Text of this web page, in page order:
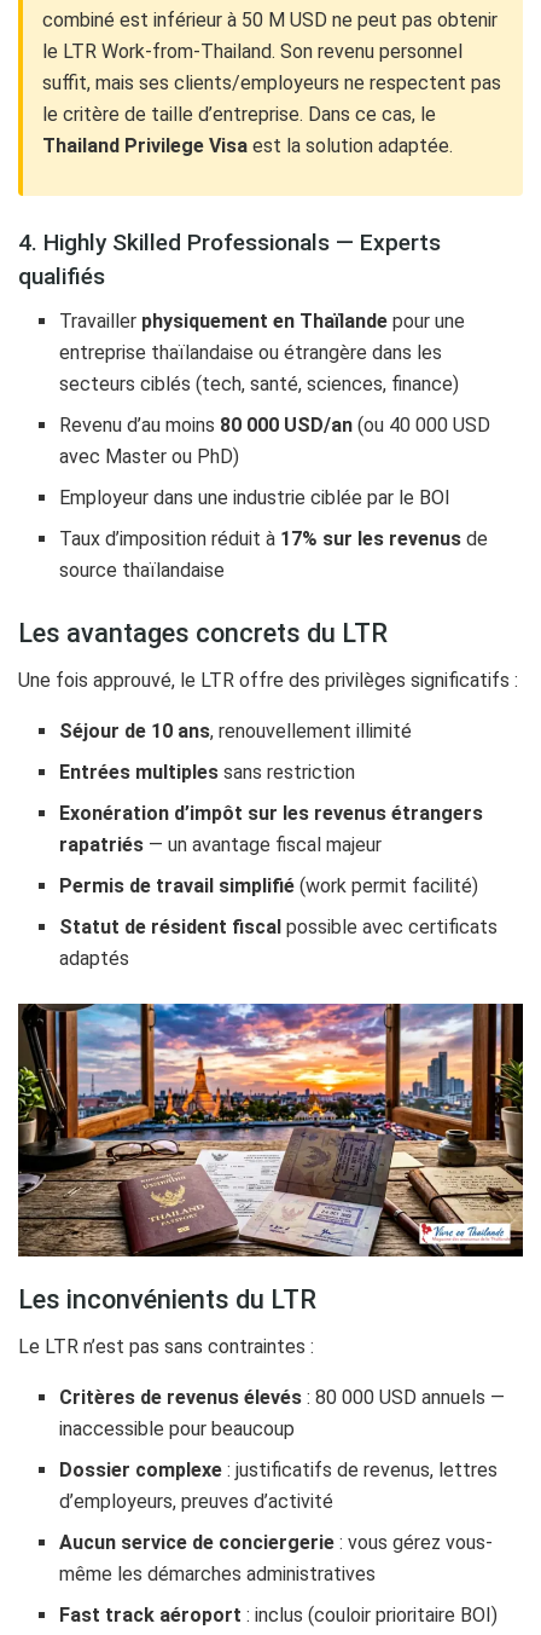
combiné est inférieur à 50 M USD ne peut pas obtenir
le LTR Work-from-Thailand. Son revenu personnel
suffit, mais ses clients/employeurs ne respectent pas
le critère de taille d’entreprise. Dans ce cas, le
Thailand Privilege Visa est la solution adaptée.
4. Highly Skilled Professionals — Experts
qualifiés
Travailler physiquement en Thaïlande pour une
entreprise thaïlandaise ou étrangère dans les
secteurs ciblés (tech, santé, sciences, finance)
Revenu d’au moins 80 000 USD/an (ou 40 000 USD
avec Master ou PhD)
Employeur dans une industrie ciblée par le BOI
Taux d’imposition réduit à 17% sur les revenus de
source thaïlandaise
Les avantages concrets du LTR
Une fois approuvé, le LTR offre des privilèges significatifs :
Séjour de 10 ans, renouvellement illimité
Entrées multiples sans restriction
Exonération d’impôt sur les revenus étrangers
rapatriés — un avantage fiscal majeur
Permis de travail simplifié (work permit facilité)
Statut de résident fiscal possible avec certificats
adaptés
Les inconvénients du LTR
Le LTR n’est pas sans contraintes :
Critères de revenus élevés : 80 000 USD annuels —
inaccessible pour beaucoup
Dossier complexe : justificatifs de revenus, lettres
d’employeurs, preuves d’activité
Aucun service de conciergerie : vous gérez vous-
même les démarches administratives
Fast track aéroport : inclus (couloir prioritaire BOI)